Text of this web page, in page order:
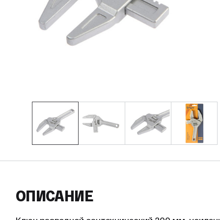
ОПИСАНИЕ